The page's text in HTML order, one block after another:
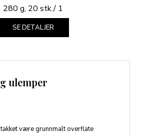
ulemper
være grunnmalt overflate
SE DETALJER